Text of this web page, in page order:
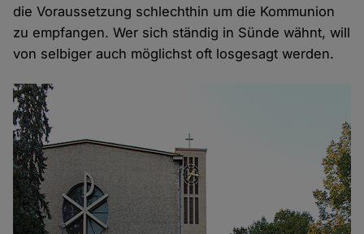
die Voraussetzung schlechthin um die Kommunion
zu empfangen. Wer sich ständig in Sünde wähnt, will
von selbiger auch möglichst oft losgesagt werden.